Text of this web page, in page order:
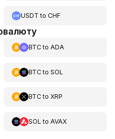
USDT toCHF
BTCto ADA
BTCto SOL
BTCto XRP
SOL to AVAX